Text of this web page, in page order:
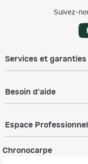
Suivez-
Services et garanties
Besoin d'aide
Espace Professionnel
Chronocarpe